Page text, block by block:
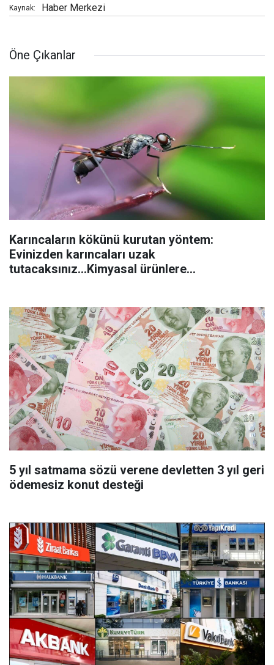
Kaynak: Haber Merkezi
Öne Çıkanlar
Karıncaların kökünü kurutan yöntem:
Evinizden karıncaları uzak
tutacaksınız...Kimyasal ürünlere
5 yıl satmama sözü verene devletten 3 yıl geri
ödemesiz konut desteği